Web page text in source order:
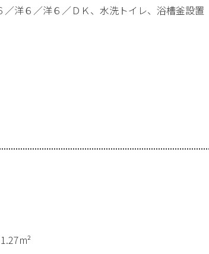
／洋６／洋６／ＤＫ、水洗トイレ、浴槽釜設置